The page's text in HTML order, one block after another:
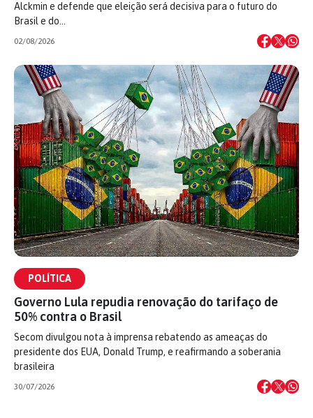
Alckmin e defende que eleição será decisiva para o futuro do
Brasil e do…
02/08/2026
POLÍTICA
Governo Lula repudia renovação do tarifaço de
50% contra o Brasil
Secom divulgou nota à imprensa rebatendo as ameaças do
presidente dos EUA, Donald Trump, e reafirmando a soberania
brasileira
30/07/2026